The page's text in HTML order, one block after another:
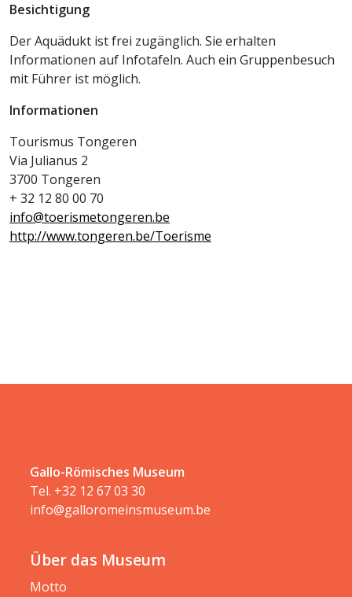
Besichtigung
Der Aquädukt ist frei zugänglich. Sie erhalten
Informationen auf Infotafeln. Auch ein Gruppenbesuch
mit Führer ist möglich.
Informationen
Tourismus Tongeren
Via Julianus 2
3700 Tongeren
+ 32 12 80 00 70
info@toerismetongeren.be
http://www.tongeren.be/Toerisme
Gallo-Römisches Museum
Tel. +32 12 67 03 30
info@galloromeinsmuseum.be
Über das Museum
Motto